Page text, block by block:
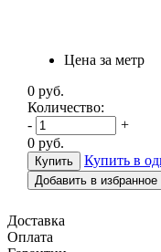
Цена за метр
0 руб.
Количество:
-
+
0 руб.
Купить в
Добавить в избранное
Доставка
Оплата